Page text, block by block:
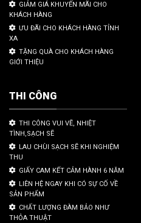
GIẢM GIÁ KHUYẾN MÃI CHO
KHÁCH HÀNG
ƯU ĐÃI CHO KHÁCH HÀNG TỈNH
XA
TẶNG QUÀ CHO KHÁCH HÀNG
GIỚI THIỆU
THI CÔNG
THI CÔNG VUI VẼ, NHIỆT
TÌNH,SẠCH SẼ
LAU CHÙI SẠCH SẼ KHI NGHIỆM
THU
GIẤY CAM KẾT CẢM HÀNH 6 NĂM
LIÊN HỆ NGAY KHI CÓ SỰ CỐ VỀ
SẢN PHẨM
CHẤT LƯỢNG ĐÀM BẢO NHƯ
THỎA THUẬT